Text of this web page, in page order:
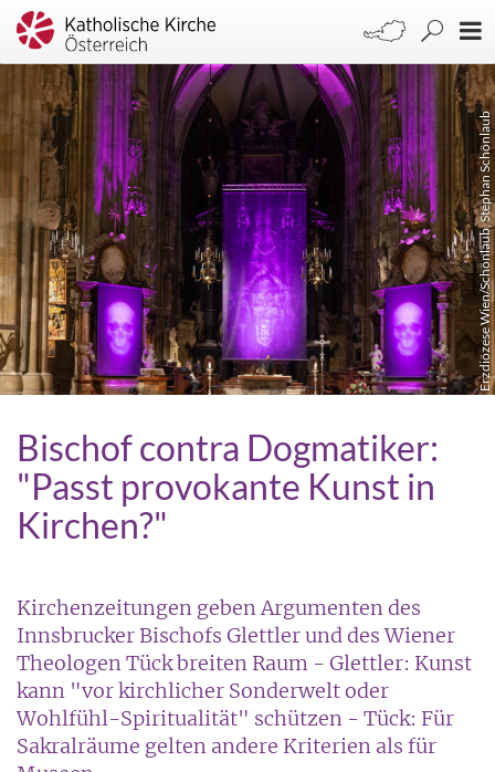
Erzdiözese Wien/Schönlaub, Stephan Schönlaub
Bischof contra Dogmatiker:
"Passt provokante Kunst in
Kirchen?"
Kirchenzeitungen geben Argumenten des
Innsbrucker Bischofs Glettler und des Wiener
Theologen Tück breiten Raum - Glettler: Kunst
kann "vor kirchlicher Sonderwelt oder
Wohlfühl-Spiritualität" schützen - Tück: Für
Sakralräume gelten andere Kriterien als für